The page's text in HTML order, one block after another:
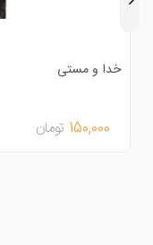
و مستی
150,000تومان